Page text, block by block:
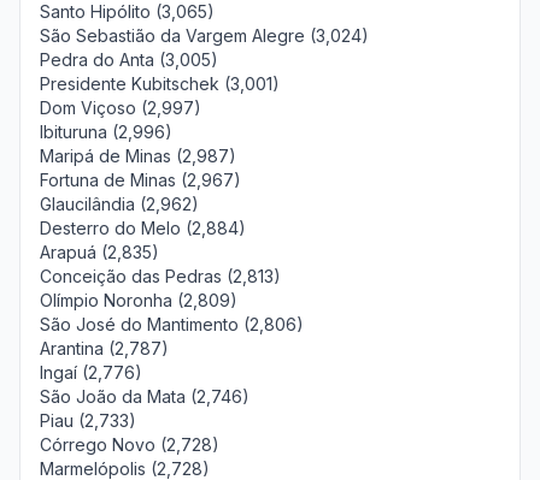
Santo Hipólito (3,065)
São Sebastião da Vargem Alegre (3,024)
Pedra do Anta (3,005)
Presidente Kubitschek (3,001)
Dom Viçoso (2,997)
Ibituruna (2,996)
Maripá de Minas (2,987)
Fortuna de Minas (2,967)
Glaucilândia (2,962)
Desterro do Melo (2,884)
Arapuá (2,835)
Conceição das Pedras (2,813)
Olímpio Noronha (2,809)
São José do Mantimento (2,806)
Arantina (2,787)
Ingaí (2,776)
São João da Mata (2,746)
Piau (2,733)
Córrego Novo (2,728)
Marmelópolis (2,728)